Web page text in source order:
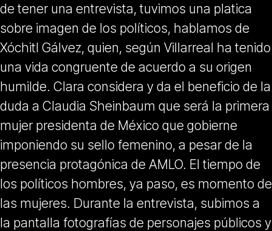
de tener una entrevista, tuvimos una platica
sobre imagen de los políticos, hablamos de
Xóchitl Gálvez, quien, según Villarreal ha tenido
una vida congruente de acuerdo a su origen
humilde. Clara considera y da el beneficio de la
duda a Claudia Sheinbaum que será la primera
mujer presidenta de México que gobierne
imponiendo su sello femenino, a pesar de la
presencia protagónica de AMLO. El tiempo de
los políticos hombres, ya paso, es momento de
las mujeres. Durante la entrevista, subimos a
la pantalla fotografías de personajes públicos y